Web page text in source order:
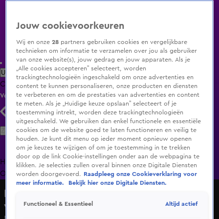
Uitzending Gemist Populaire programma's Zenders Genres
ClipsFilmsRadioSmart TV inlogShop
Volg KIJK
Zoeken
HomeUitzending Gemist Programma's De Bondgenoten
OranjezomerLivestreamsShop
volkszanger van Nederland?
Jouw cookievoorkeuren
Wij en onze28 partners gebruiken cookies en vergelijkbare
technieken om informatie te verzamelen over jou als gebruiker
van onze website(s), jouw gedrag en jouw apparaten. Als je
„Alle cookies accepteren” selecteert, worden
trackingtechnologieën ingeschakeld om onze advertenties en
content te kunnen personaliseren, onze producten en diensten
te verbeteren en om de prestaties van advertenties en content
te meten. Als je „Huidige keuze opslaan” selecteert of je
toestemming intrekt, worden deze trackingtechnologieën
uitgeschakeld. We gebruiken dan enkel functionele en essentiële
cookies om de website goed te laten functioneren en veilig te
houden. Je kunt dit menu op ieder moment opnieuw openen
om je keuzes te wijzigen of om je toestemming in te trekken
door op de link Cookie-instellingen onder aan de webpagina te
klikken. Je selecties zullen overal binnen onze Digitale Diensten
worden doorgevoerd.
Raadpleeg onze Cookieverklaring voor
meer informatie.
Bekijk hier onze Digitale Diensten.
Functioneel & Essentieel Altijd actief